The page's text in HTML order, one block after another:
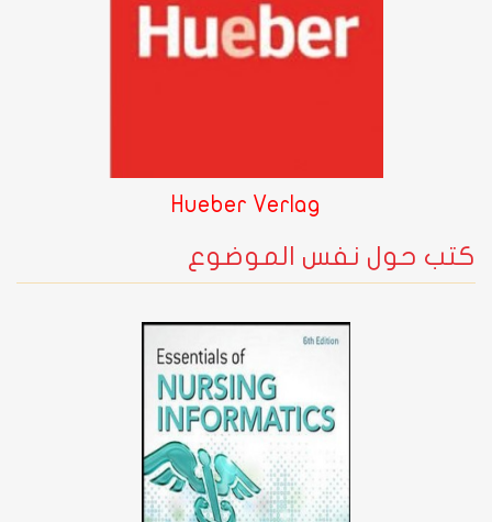
Hueber Verlag
كتب حول نفس الموضوع